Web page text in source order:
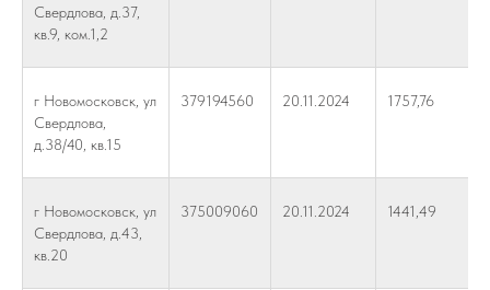
Свердлова, д.37,
кв.9, ком.1,2
г Новомосковск, ул
Свердлова,
д.38/40, кв.15
379194560 20.11.2024 1757,76
г Новомосковск, ул
Свердлова, д.43,
кв.20
375009060 20.11.2024 1441,49